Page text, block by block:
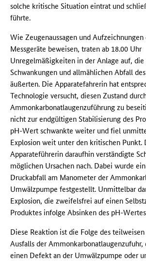
solche kritische Situation eintrat und
führte.
Wie Zeugenaussagen und
Messgeräte beweisen, traten ab 18.00 Uhr
Unregelmäßigkeiten in der Anlage auf, die
Schwankungen und allmählichen Abfall
äußerten. Die Apparatefahrerin hat
Technologie versucht, diesen Zustand
Ammonkarbonatlaugenzuführung zu
nicht zur endgültigen Stabilisierung des
pH-Wert schwankte weiter und fiel
Explosion weit unter den kritischen Punkt.
Apparateführerin daraufhin verständigte
möglichen Ursachen nach. Dabei wurde
Druckabfall am Manometer der
Umwälzpumpe festgestellt. Unmittelbar
Explosion, die zweifelsfrei auf einen
Produktes infolge Absinken des pH-
Diese Reaktion ist die Folge des
Ausfalls der
einen Defekt an der Umwälzpumpe oder